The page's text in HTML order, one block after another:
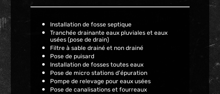
Installation de fosse septique
Tranchée drainante eaux pluviales et eaux
usées (pose de drain)
Filtre à sable drainé et non drainé
Pose de puisard
Installation de fosses toutes eaux
Pose de micro stations d'épuration
Pompe de relevage pour eaux usées
Pose de canalisations et fourreaux